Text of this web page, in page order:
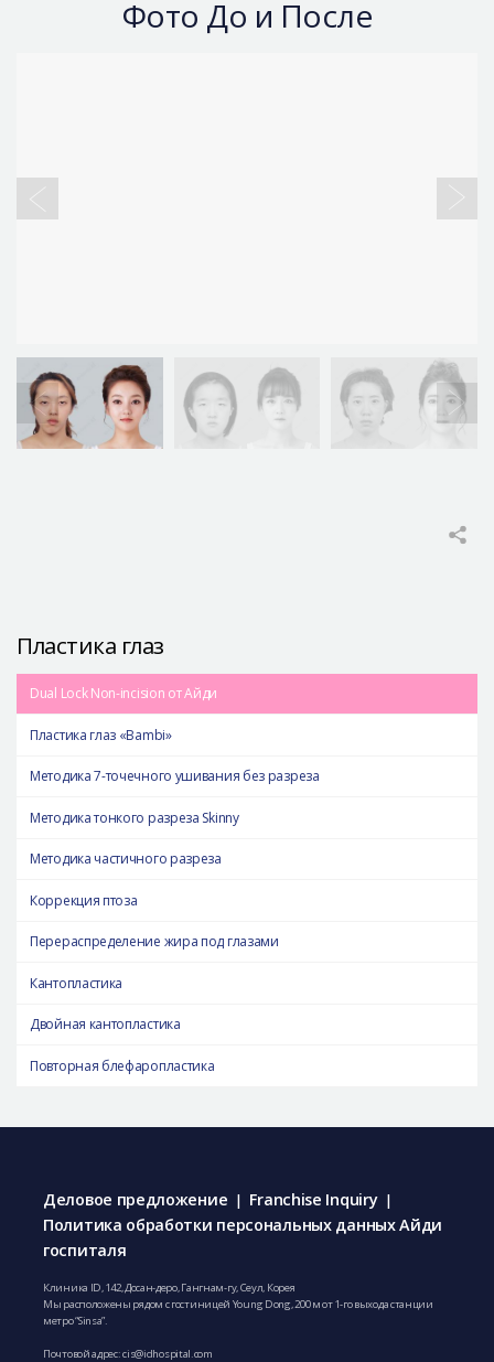
Фото До и После
Пластика глаз
Dual Lock Non-incision от Айди
Пластика глаз «Bambi»
Методика 7-точечного ушивания без разреза
Методика тонкого разреза Skinny
Методика частичного разреза
Коррекция птоза
Перераспределение жира под глазами
Кантопластика
Двойная кантопластика
Повторная блефаропластика
Деловое предложение | Franchise Inquiry |
Политика обработки персональных данных Айди
госпиталя
Клиника ID, 142, Досан-деро, Гангнам-гу, Сеул, Корея
Мы расположены рядом с гостиницей Young Dong, 200 м от 1-го выхода станции
метро “Sinsa”.
Почтовой адрес:cis@idhospital.com